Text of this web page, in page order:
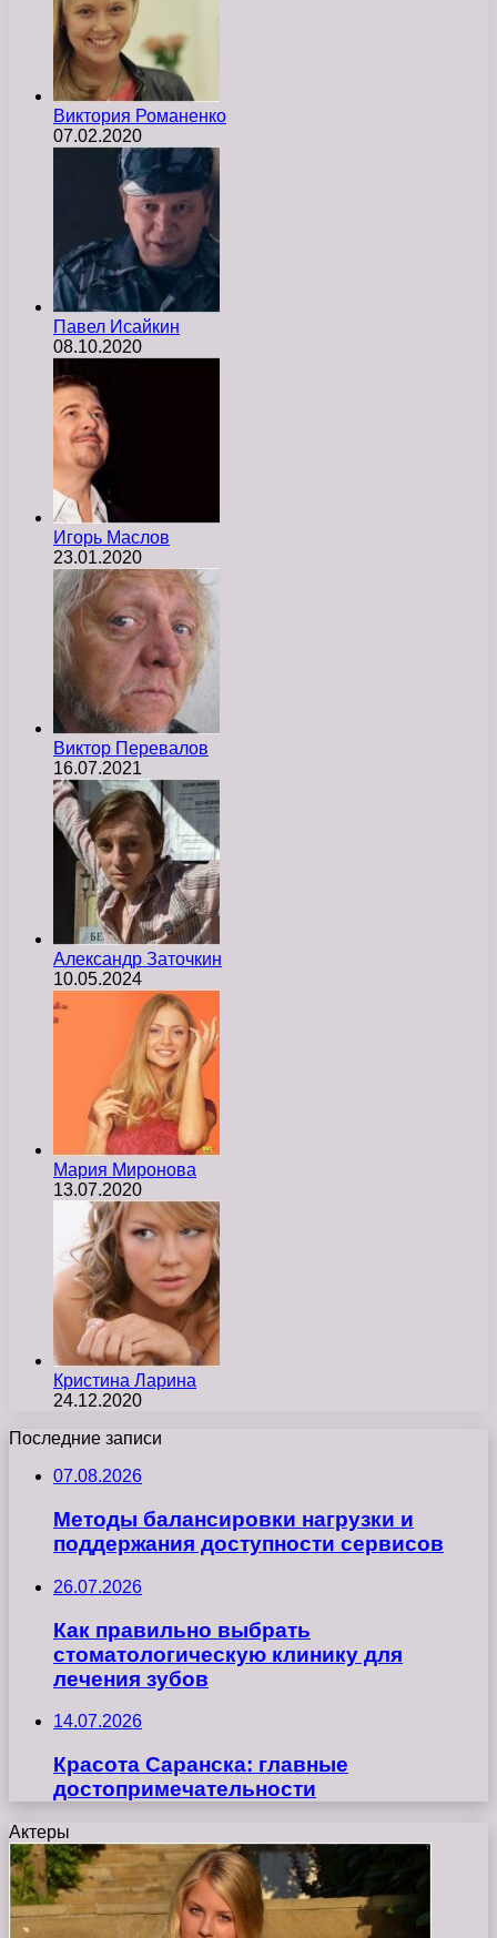
Виктория Романенко
07.02.2020
Павел Исайкин
08.10.2020
Игорь Маслов
23.01.2020
Виктор Перевалов
16.07.2021
Александр Заточкин
10.05.2024
Мария Миронова
13.07.2020
Кристина Ларина
24.12.2020
Последние записи
07.08.2026
Методы балансировки нагрузки и
поддержания доступности сервисов
26.07.2026
Как правильно выбрать
стоматологическую клинику для
лечения зубов
14.07.2026
Красота Саранска: главные
достопримечательности
Актеры